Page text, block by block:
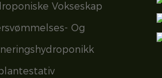
Vokseskap
Og